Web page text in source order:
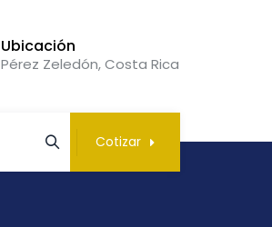
Ubicación
Pérez Zeledón, Costa Rica
Cotizar